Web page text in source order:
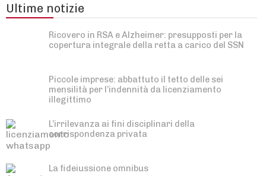
Ultime notizie
Ricovero in RSA e Alzheimer: presupposti per la
copertura integrale della retta a carico del SSN
Piccole imprese: abbattuto il tetto delle sei
mensilità per l’indennità da licenziamento
illegittimo
L’irrilevanza ai fini disciplinari della
corrispondenza privata
La fideiussione omnibus